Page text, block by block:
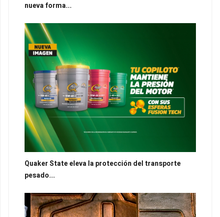
nueva forma...
Quaker State eleva la protección del transporte
pesado...